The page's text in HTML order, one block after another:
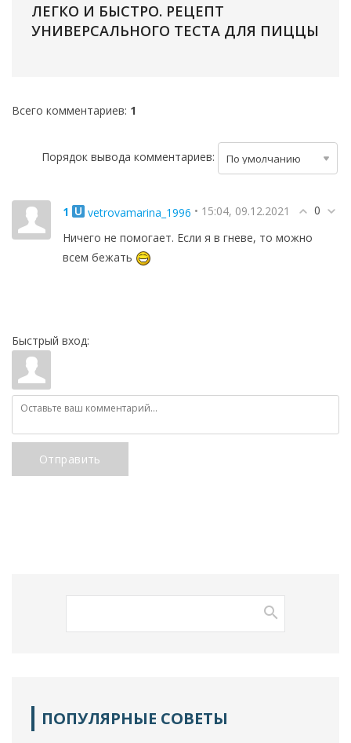
ЛЕГКО И БЫСТРО. РЕЦЕПТ
УНИВЕРСАЛЬНОГО ТЕСТА ДЛЯ ПИЦЦЫ
Всего комментариев: 1
Порядок вывода комментариев:
0
1 vetrovamarina_1996 • 15:04, 09.12.2021
Ничего не помогает. Если я в гневе, то можно
всем бежать
Быстрый вход:
Отправить
ПОПУЛЯРНЫЕ СОВЕТЫ